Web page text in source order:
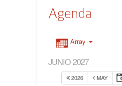
Agenda
Array
JUNIO 2027
2026 MAY